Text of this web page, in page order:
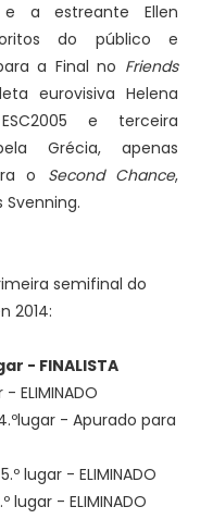
e a estreante Ellen
do público e
a Final no Friends
eurovisiva Helena
e terceira
Grécia, apenas
o Second Chance,
semifinal do
2014:
- FINALISTA
ELIMINADO
- Apurado para
lugar - ELIMINADO
lugar - ELIMINADO